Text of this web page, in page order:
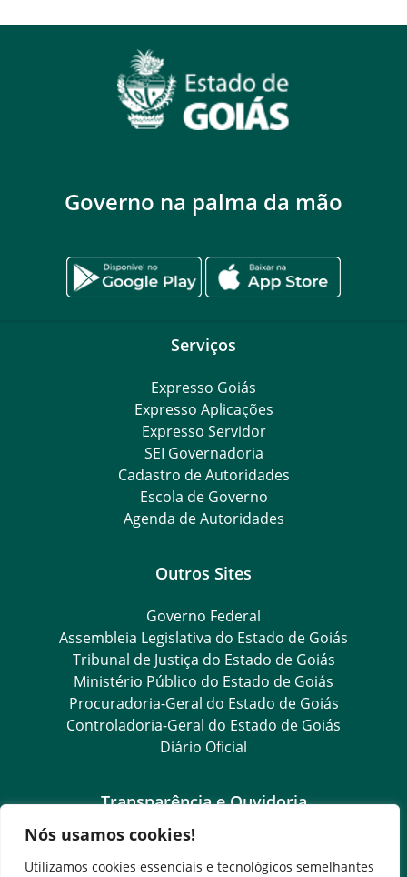
Nós usamos cookies!
Utilizamos cookies essenciais e tecnológicos semelhantes
Governo na palma da mão
Serviços
Expresso Goiás
Expresso Aplicações
Expresso Servidor
SEI Governadoria
Cadastro de Autoridades
Escola de Governo
Agenda de Autoridades
Outros Sites
Governo Federal
Assembleia Legislativa do Estado de Goiás
Tribunal de Justiça do Estado de Goiás
Ministério Público do Estado de Goiás
Procuradoria-Geral do Estado de Goiás
Controladoria-Geral do Estado de Goiás
Diário Oficial
Transparência e Ouvidoria
LGPD
Goiás Transparência